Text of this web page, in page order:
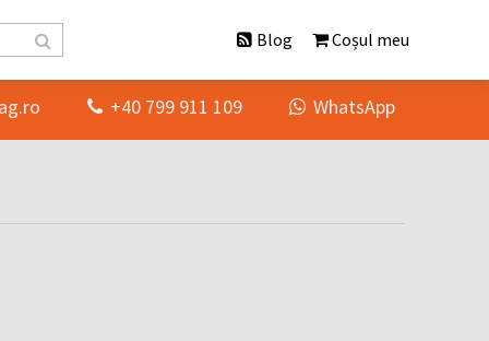
Blog Coșul meu
 +40 799 911 109  WhatsApp